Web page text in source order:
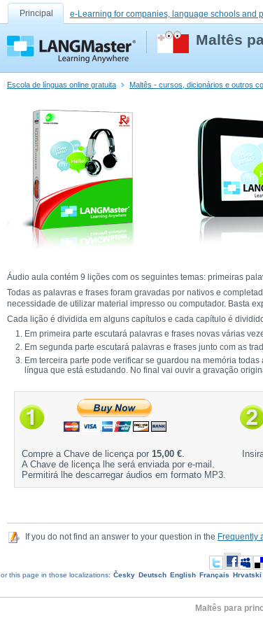
Principal e-Learning for companies, language schools and
Maltês
Escola de línguas online gratuita Maltês - cursos, dicionários e outros
Áudio aula contém 9 lições com os seguintes temas: primeiras
Todas as palavras e frases foram gravadas por nativos e
necessidade de utilizar material impresso ou computador. Basta
Cada lição é dividida em alguns capítulos e cada capítulo é
Em primeira parte escutará palavras e frases novas várias
Em segunda parte escutará palavras e frases junto com as
Em terceira parte pode verificar se guardou na memória
língua que está estudando. No final vai ouvir a gravação
Compre a Chave de licença por 15,00 €.
A Chave de licença lhe será enviada por e-mail.
Permitirá lhe descarregar áudios em formato MP3.
If you do not find an answer to your question in the Frequently
or this page in those localizations: Česky Deutsch English Français Hrvatski
Maltês para